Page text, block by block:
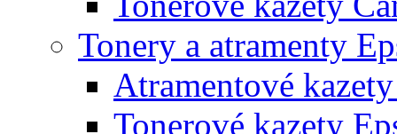
Tonery a atramenty
Atramentové
Tonerové kazety